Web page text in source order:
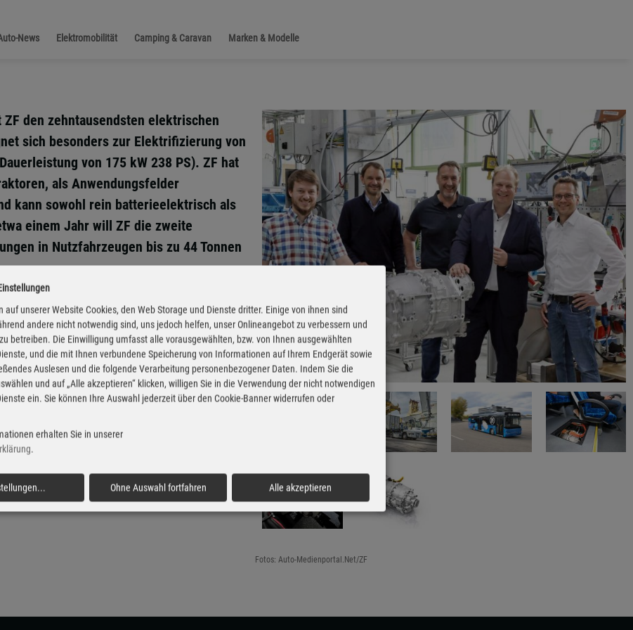
News Elektromobilität Camping & Caravan Marken & Modelle
Fotos: Auto-Medienportal.Net/ZF
den zehntausendsten elektrischen
sich besonders zur Elektrifizierung von
von 175 kW 238 PS). ZF hat
als Anwendungsfelder
kann sowohl rein batterieelektrisch als
einem Jahr will ZF die zweite
in Nutzfahrzeugen bis zu 44 Tonnen
ZF Cetrax Produktionsjubiläum
auf unserer Website Cookies, den Web Storage und Dienste dritter. Einige von ihnen sind
andere nicht notwendig sind, uns jedoch helfen, unser Onlineangebot zu verbessern und
betreiben. Die Einwilligung umfasst alle vorausgewählten, bzw. von Ihnen ausgewählten
und die mit Ihnen verbundene Speicherung von Informationen auf Ihrem Endgerät sowie
Auslesen und die folgende Verarbeitung personenbezogener Daten. Indem Sie die
und auf „Alle akzeptieren“ klicken, willigen Sie in die Verwendung der nicht notwendigen
ein. Sie können Ihre Auswahl jederzeit über den Cookie-Banner widerrufen oder
erhalten Sie in unserer
.
... Ohne Auswahl fortfahren Alle akzeptieren